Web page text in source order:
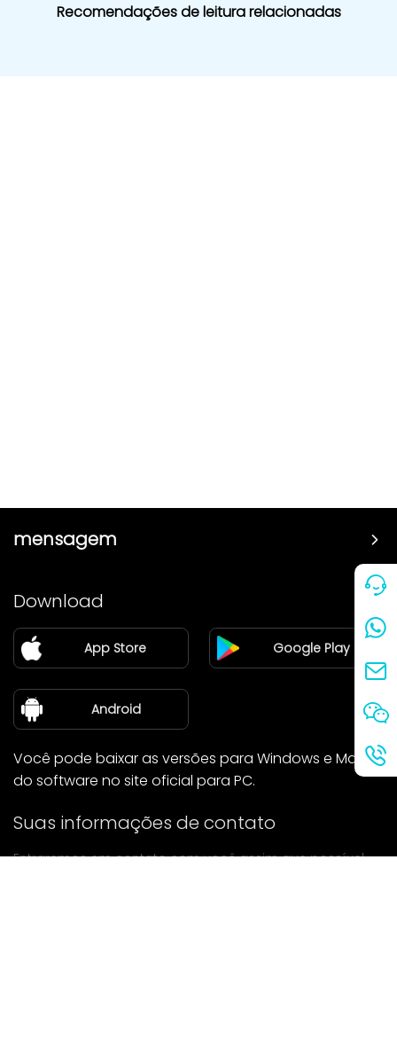
Recomendações de leitura relacionadas
mensagem
Parceiro
Blog
sobre nós
Download
App Store Google Play
Android
Você pode baixar as versões para Windows e Mac
do software no site oficial para PC.
Suas informações de contato
Entraremos em contato com você assim que possível.